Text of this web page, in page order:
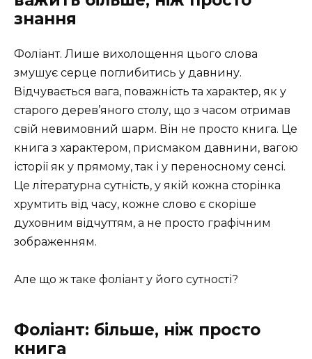
знання
Фоліант. Лише вихолощення цього слова
змушує серце поглибитись у давнину.
Відчувається вага, поважність та характер, як у
старого дерев’яного столу, що з часом отримав
свій невимовний шарм. Він не просто книга. Це
книга з характером, присмаком давнини, вагою
історії як у прямому, так і у переносному сенсі.
Це літературна сутність, у якій кожна сторінка
хрумтить від часу, кожне слово є скоріше
духовним відчуттям, а не просто графічним
зображенням.
Але що ж таке фоліант у його сутності?
Фоліант: більше, ніж просто
книга